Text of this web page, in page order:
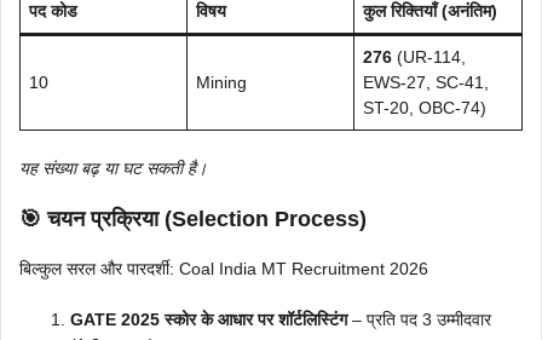
पद कोड विषय कुल रिक्तियाँ (अनंतिम)
10 Mining
276 (UR-114,
EWS-27, SC-41,
ST-20, OBC-74)
यह संख्या बढ़ या घट सकती है।
🎯 चयन प्रक्रिया (Selection Process)
बिल्कुल सरल और पारदर्शी: Coal India MT Recruitment 2026
GATE 2025 स्कोर के आधार पर शॉर्टलिस्टिंग– प्रति पद 3 उम्मीदवार